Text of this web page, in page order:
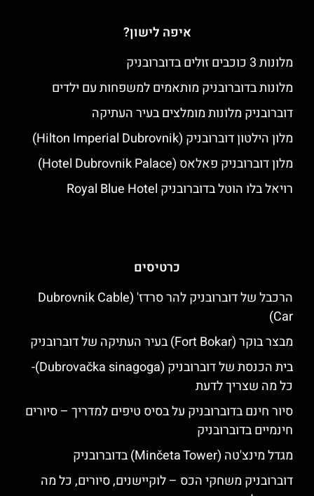
איפה לישון?
מלונות 3 כוכבים זולים בדוברובניק
מלונות בדוברובניק מותאמים למשפחות עם ילדים
דוברובניק מלונות מומלצים בעיר העתיקה
מלון הילטון דוברובניק (Hilton Imperial Dubrovnik)
מלון דוברובניק פאלאס (Hotel Dubrovnik Palace)
רויאל בלו הוטל בדוברובניק Royal Blue Hotel
כרטיסים
הרכבל של דוברובניק להר סרדז' (Dubrovnik Cable
Car)
מבצר בוקר (Fort Bokar) בעיר העתיקה של דוברובניק
בית הכנסת של דוברובניק (Dubrovačka sinagoga)-
כל מה שצריך לדעת
סיור חינם בדוברובניק על בסיס טיפים למדריך – סיורים
חינמיים בדוברובניק
מגדל מינצ'טה (Minčeta Tower) בדוברובניק
דוברובניק משחקי הכס – לוקיישנים, סיורים, כל מה